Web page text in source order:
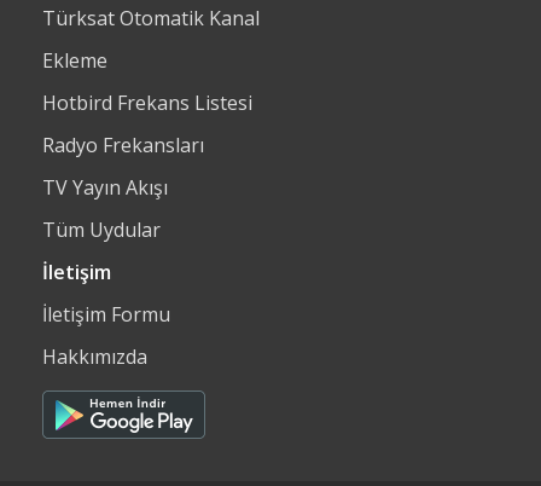
Türksat Otomatik Kanal
Ekleme
Hotbird Frekans Listesi
Radyo Frekansları
TV Yayın Akışı
Tüm Uydular
İletişim
İletişim Formu
Hakkımızda